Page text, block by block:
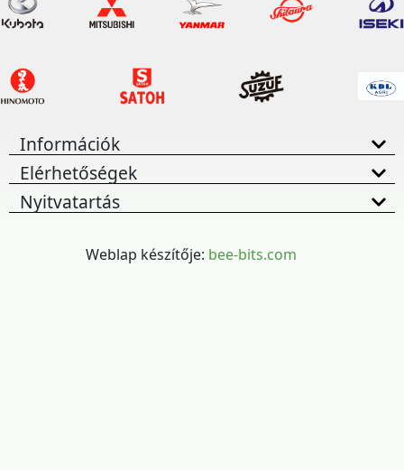
Információk
Elérhetőségek
Nyitvatartás
Weblap készítője: bee-bits.com